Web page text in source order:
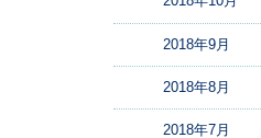
2018年9月
2018年8月
2018年7月